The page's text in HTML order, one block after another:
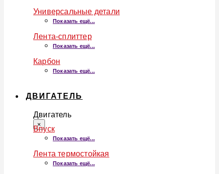
Универсальные детали
Показать ещё...
Лента-сплиттер
Показать ещё...
Карбон
Показать ещё...
ДВИГАТЕЛЬ
Двигатель
×
Впуск
Показать ещё...
Лента термостойкая
Показать ещё...